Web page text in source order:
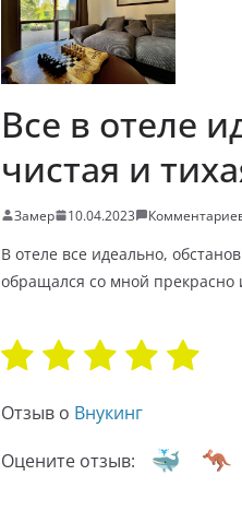
Все в отеле
чистая и
Замер 10.04.2023
В отеле все идеально,
обращался со мной
Отзыв о Внукинг
Оцените отзыв: